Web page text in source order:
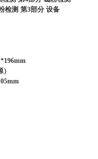
检测 第3部分 设备